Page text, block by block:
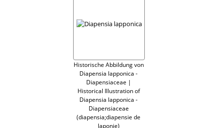
Historische Abbildung von
Diapensia lapponica -
Diapensiaceae |
Historical Illustration of
Diapensia lapponica -
Diapensiaceae
(diapensia;diapensie de
laponie)